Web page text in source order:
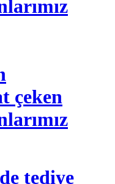
çeken